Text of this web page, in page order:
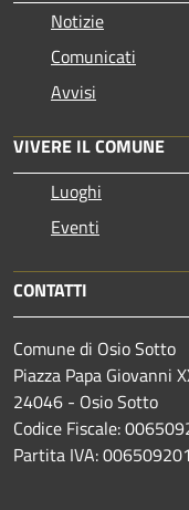
Notizie
Comunicati
Avvisi
VIVERE IL COMUNE
Luoghi
Eventi
CONTATTI
Comune di Osio Sotto
Piazza Papa Giovanni
24046 - Osio Sotto
Codice Fiscale:
Partita IVA: